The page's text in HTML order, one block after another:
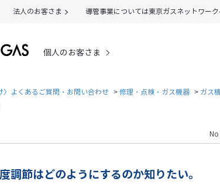
法人のお客さま 導管事業については東京ガスネットワー
個人のお客さま
〉よくあるご質問・お問い合わせ >修理・点検・ガス機器 > ガス
調節はどのようにするのか知りたい。